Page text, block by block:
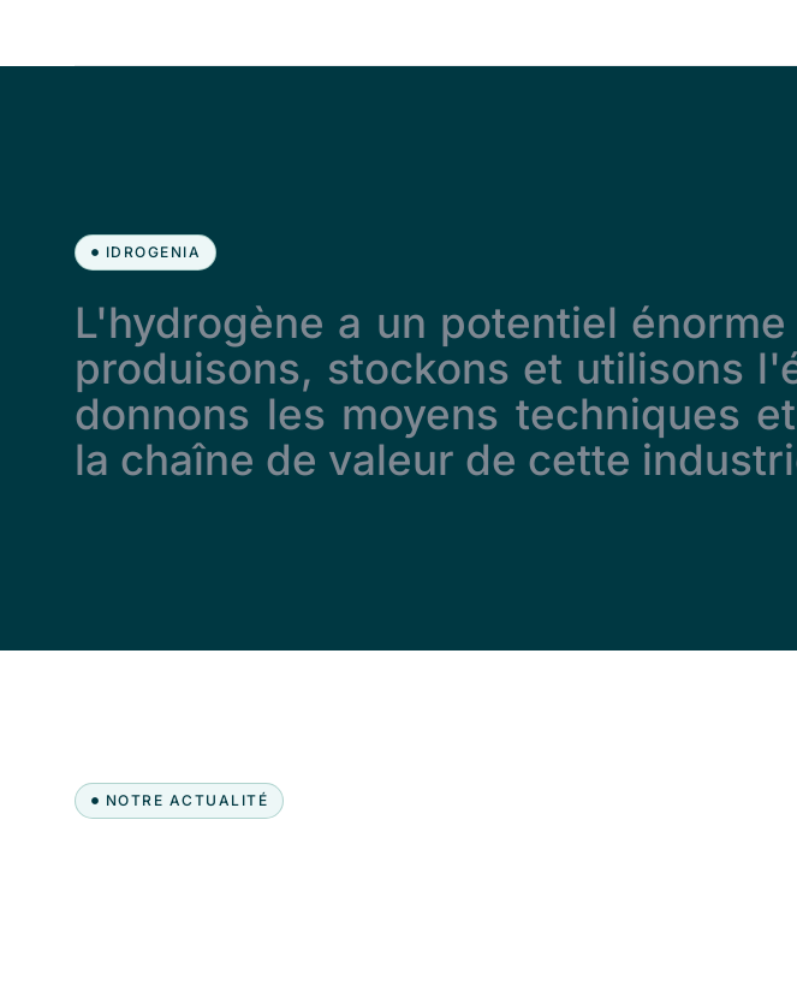
IDROGENIA
L'hydrogène a un potentiel
produisons, stockons et utilisons
donnons les moyens techniques
la chaîne de valeur de cette
NOTRE ACTUALITÉ